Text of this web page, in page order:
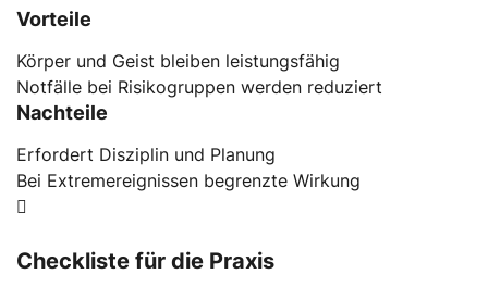
Vorteile
Körper und Geist bleiben leistungsfähig
Notfälle bei Risikogruppen werden reduziert
Nachteile
Erfordert Disziplin und Planung
Bei Extremereignissen begrenzte Wirkung
Checkliste für die Praxis